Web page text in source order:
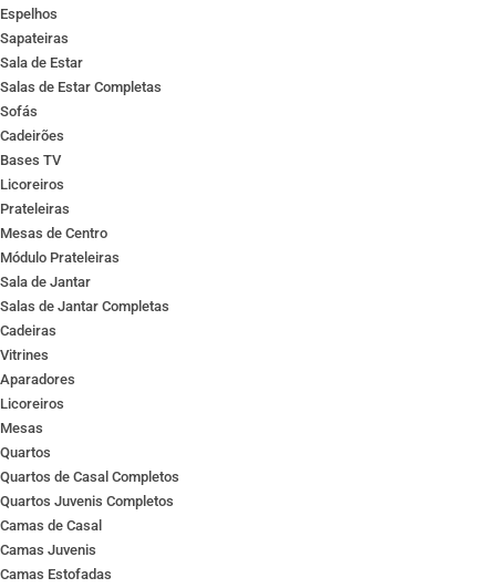
Espelhos
Sapateiras
Sala de Estar
Salas de Estar Completas
Sofás
Cadeirões
Bases TV
Licoreiros
Prateleiras
Mesas de Centro
Módulo Prateleiras
Sala de Jantar
Salas de Jantar Completas
Cadeiras
Vitrines
Aparadores
Licoreiros
Mesas
Quartos
Quartos de Casal Completos
Quartos Juvenis Completos
Camas de Casal
Camas Juvenis
Camas Estofadas